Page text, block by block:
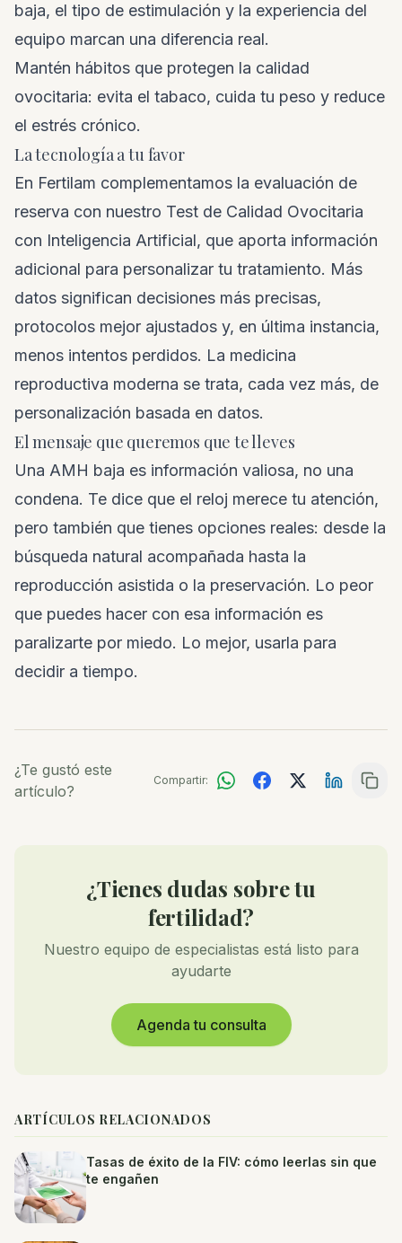
baja, el tipo de estimulación y la experiencia del
equipo marcan una diferencia real.
Mantén hábitos que protegen la calidad
ovocitaria: evita el tabaco, cuida tu peso y reduce
el estrés crónico.
La tecnología a tu favor
En Fertilam complementamos la evaluación de
reserva con nuestro Test de Calidad Ovocitaria
con Inteligencia Artificial, que aporta información
adicional para personalizar tu tratamiento. Más
datos significan decisiones más precisas,
protocolos mejor ajustados y, en última instancia,
menos intentos perdidos. La medicina
reproductiva moderna se trata, cada vez más, de
personalización basada en datos.
El mensaje que queremos que te lleves
Una AMH baja es información valiosa, no una
condena. Te dice que el reloj merece tu atención,
pero también que tienes opciones reales: desde la
búsqueda natural acompañada hasta la
reproducción asistida o la preservación. Lo peor
que puedes hacer con esa información es
paralizarte por miedo. Lo mejor, usarla para
decidir a tiempo.
¿Te gustó este
artículo?
Compartir:
¿Tienes dudas sobre tu
fertilidad?
Nuestro equipo de especialistas está listo para
ayudarte
Agenda tu consulta
ARTÍCULOS RELACIONADOS
Tasas de éxito de la FIV: cómo leerlas sin que
te engañen